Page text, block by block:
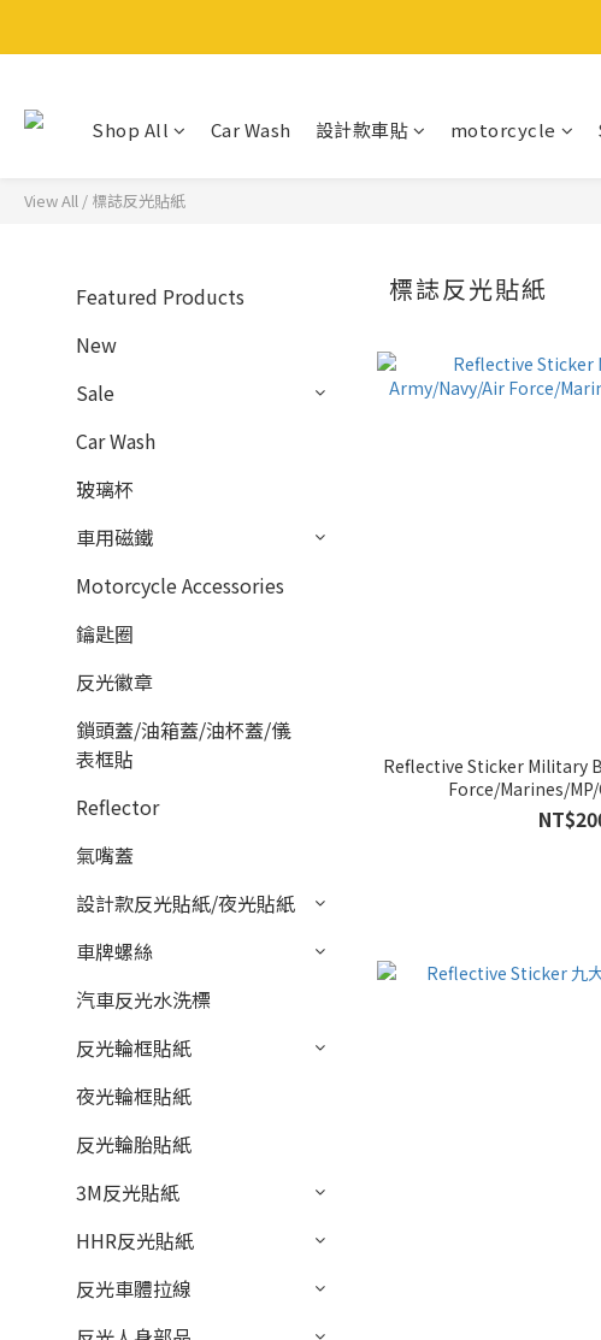
Shop All Car Wash 設計款車貼 motorcycle
View All / 標誌反光貼紙
Featured Products
New
Sale
Car Wash
玻璃杯
車用磁鐵
Motorcycle Accessories
鑰匙圈
反光徽章
鎖頭蓋/油箱蓋/油杯蓋/儀
表框貼
Reflector
氣嘴蓋
設計款反光貼紙/夜光貼紙
車牌螺絲
汽車反光水洗標
反光輪框貼紙
夜光輪框貼紙
反光輪胎貼紙
3M反光貼紙
HHR反光貼紙
反光車體拉線
標誌反光貼紙
Reflective Sticker Military
Force/Marines/